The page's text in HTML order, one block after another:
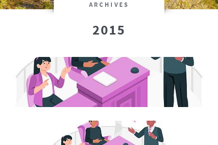
ARCHIVES
2015